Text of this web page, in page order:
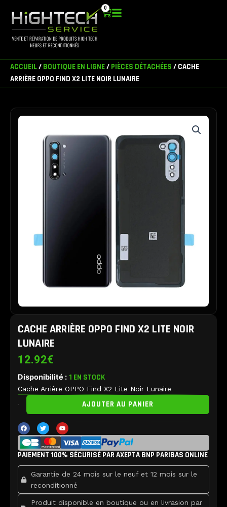
contenu
0
Panier
ACCUEIL/ BOUTIQUE EN LIGNE/ PIÈCES DÉTACHÉES / CACHE
ARRIÈRE OPPO FIND X2 LITE NOIR LUNAIRE
CACHE ARRIÈRE OPPO FIND X2 LITE NOIR
LUNAIRE
12.92€
Disponibilité : 1 EN STOCK
Cache Arrière OPPO Find X2 Lite Noir Lunaire
quantité
Arrière
OPPO
Find
X2
Lite
Noir
Lunaire
AJOUTER AU PANIER
F
a
c
e
b
o
k
T
w
i
t
t
e
Y
o
u
t
u
b
PAIEMENT 100% SÉCURISÉ PAR AXEPTA BNP PARIBAS ONLINE
Garantie de 24 mois sur le neuf et 12 mois sur le
reconditionné
Produit disponible en boutique ou en livrasion par